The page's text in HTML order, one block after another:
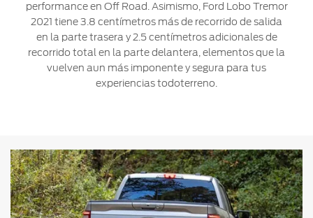
performance en Off Road. Asimismo, Ford Lobo Tremor
2021 tiene 3.8 centímetros más de recorrido de salida
en la parte trasera y 2.5 centímetros adicionales de
recorrido total en la parte delantera, elementos que la
vuelven aun más imponente y segura para tus
experiencias todoterreno.